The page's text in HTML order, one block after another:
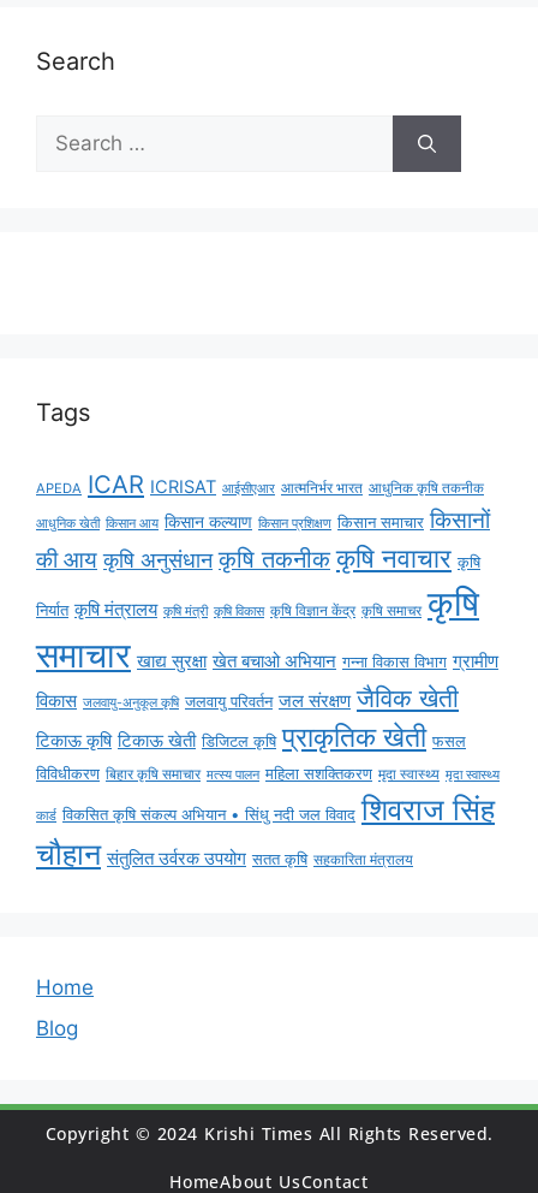
Search
Tags
APEDA ICAR ICRISAT आईसीएआर आत्मनिर्भर भारत आधुनिक कृषि तकनीक
आधुनिक खेती किसान आय किसान कल्याण किसान प्रशिक्षण किसान समाचार किसानों
की आय कृषि अनुसंधान कृषि तकनीक कृषि नवाचार कृषि
निर्यात कृषि मंत्रालय कृषि मंत्री कृषि विकास कृषि विज्ञान केंद्र कृषि समाचर कृषि
समाचार खाद्य सुरक्षा खेत बचाओ अभियान गन्ना विकास विभाग ग्रामीण
विकास जलवायु-अनुकूल कृषि जलवायु परिवर्तन जल संरक्षण जैविक खेती
टिकाऊ कृषि टिकाऊ खेती डिजिटल कृषि प्राकृतिक खेती फसल
विविधीकरण बिहार कृषि समाचार मत्स्य पालन महिला सशक्तिकरण मृदा स्वास्थ्य मृदा स्वास्थ्य
कार्ड विकसित कृषि संकल्प अभियान • सिंधु नदी जल विवाद शिवराज सिंह
चौहान संतुलित उर्वरक उपयोग सतत कृषि सहकारिता मंत्रालय
Home
Blog
Copyright © 2024 Krishi Times All Rights Reserved.
HomeAbout UsContact